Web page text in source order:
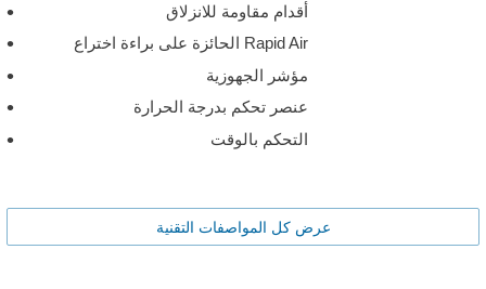
أقدام مقاومة للانزلاق
Rapid Air الحائزة على براءة اختراع
مؤشر الجهوزية
عنصر تحكم بدرجة الحرارة
التحكم بالوقت
عرض كل المواصفات التقنية